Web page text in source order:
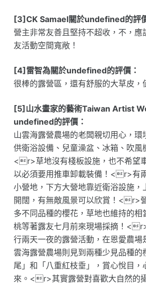
[3]CK Samael關於undefined的評
營主非常友善且堅持不超收，不，應
友活動空間寬敞！
[4]雷智為關於undefined的評價：
很棒的露營區，還有舒服的大草皮，
[5]山水畫家的藝術Taiwan Artist
undefined的評價：
山雲海露營農場的老闆親切用心，環
供衛浴設備、兒童澡盆、冰箱、吹風
<r>草地沒有棧板設施，也不希望
以必須要用推車卸載裝備！<r>有
小營地，下方大營地靠近衛浴設施，
開闊，有無敵風景可以欣賞！<r>
多不同品種的櫻花，草地也維持的相
桃等著露友七月前來現場採摘！
行兩天一夜的露營活動，在恩愛農場
雲海露營農場則見到兩種少見品種的
尾」和「八重紅枝垂」，賞心悅目，
來。<r>其實露營對喜歡大自然的